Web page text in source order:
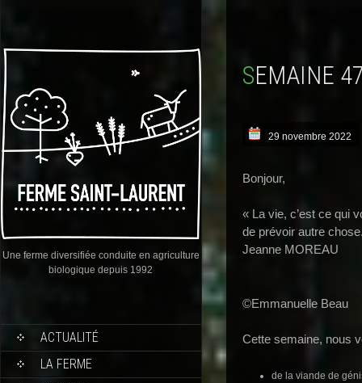
Une ferme diversifiée conduite en agriculture
biologique depuis 1992
ACTUALITÉ
LA FERME
SEMAINE
29 novembre 2022
Bonjour,
« La vie, c’est ce qui
de prévoir autre
Jeanne MOREAU
©Emmanuelle Beau
Cette semaine, nous
de la viande de